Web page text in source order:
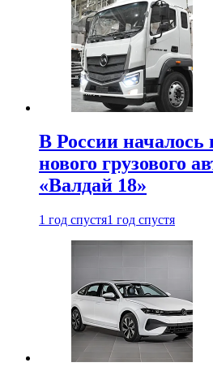
В России началось
нового грузового
«Валдай 18»
1 год спустя1 год спустя